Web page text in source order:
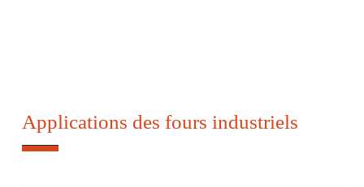
Applications des fours industriels